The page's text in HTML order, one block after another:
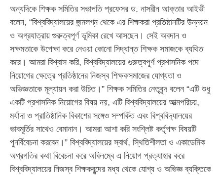
অন্যদিকে শিক্ষক সমিতির সভাপতি প্রফেসর ড. নাসরীন আক্তার আইভী
বলেন, “বিশ্ববিদ্যালয়ের জন্মলগ্ন থেকে এর শিক্ষকরা প্রতিষ্ঠানটির উন্নয়ন
ও অগ্রযাত্রায় গুরুত্বপূর্ণ ভূমিকা রেখে আসছেন। সেই অবদান ও
সক্ষমতাকে উপেক্ষা করে নেওয়া কোনো সিদ্ধান্ত শিক্ষক সমাজকে ব্যথিত
করে। আমরা বিশ্বাস করি, বিশ্ববিদ্যালয়ের গুরুত্বপূর্ণ প্রশাসনিক পদে
নিয়োগের ক্ষেত্রে প্রতিষ্ঠানের নিজস্ব শিক্ষকসমাজের যোগ্যতা ও
অভিজ্ঞতাকে মূল্যায়ন করা উচিত।” শিক্ষক সমিতির নেতৃবৃন্দ বলেন “এটি শুধু
একটি প্রশাসনিক নিয়োগের বিষয় নয়, এটি বিশ্ববিদ্যালয়ের আত্মপরিচয়,
মর্যাদা ও প্রাতিষ্ঠানিক বিকাশের সঙ্গেও সম্পর্কিত এবং বিশ্ববিদ্যালয়ের
ভাবমূর্তির সাথেও বেমানান। আমরা আশা করি সংশ্লিষ্ট কর্তৃপক্ষ বিষয়টি
পুনর্বিবেচনা করবেন।” বিশ্ববিদ্যালয়ের স্বার্থ, স্থিতিশীলতা ও একাডেমিক
অগ্রগতির কথা বিবেচনা করে অবিলম্বে এ নিয়োগ প্রত্যাহার করে
বিশ্ববিদ্যালয়ের নিজস্ব শিক্ষকবৃন্দের মধ্য থেকে যোগ্য ও অভিজ্ঞ ব্যক্তিকে